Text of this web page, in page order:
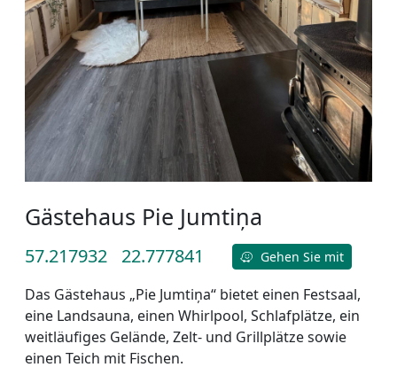
Gästehaus Pie Jumtiņa
57.217932 22.777841 Gehen Sie mit
Das Gästehaus „Pie Jumtiņa“ bietet einen Festsaal,
eine Landsauna, einen Whirlpool, Schlafplätze, ein
weitläufiges Gelände, Zelt- und Grillplätze sowie
einen Teich mit Fischen.